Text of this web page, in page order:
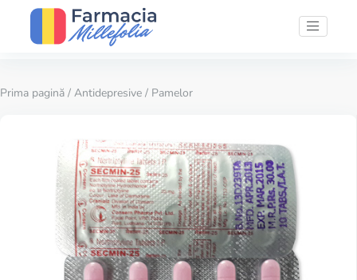
Prima pagină / Antidepresive / Pamelor